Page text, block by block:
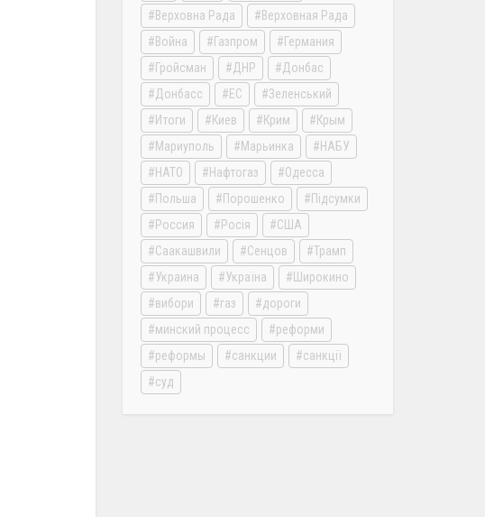
Верховна Рада
Верховная Рада
Война
Газпром
Германия
Гройсман
ДНР
Донбас
Донбасс
ЕС
Зеленський
Итоги
Киев Крим
Крым
Мариуполь
Марьинка
НАБУ
НАТО
Нафтогаз
Одесса
Польша
Порошенко
Підсумки
Россия
Росія
США
Саакашвили
Сенцов
Трамп
Украина
Україна
Широкино
вибори
газ
дороги
минский процесс
реформи
реформы
санкции
санкції
суд